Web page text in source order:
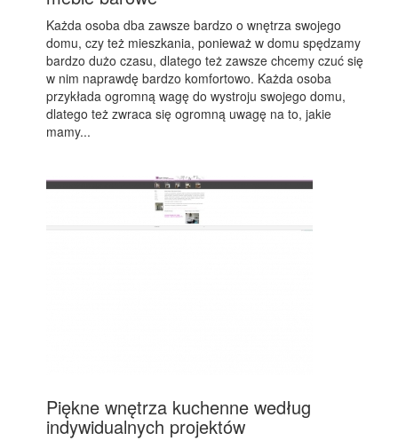
Każda osoba dba zawsze bardzo o wnętrza swojego
domu, czy też mieszkania, ponieważ w domu spędzamy
bardzo dużo czasu, dlatego też zawsze chcemy czuć się
w nim naprawdę bardzo komfortowo. Każda osoba
przykłada ogromną wagę do wystroju swojego domu,
dlatego też zwraca się ogromną uwagę na to, jakie
mamy...
Piękne wnętrza kuchenne według
indywidualnych projektów